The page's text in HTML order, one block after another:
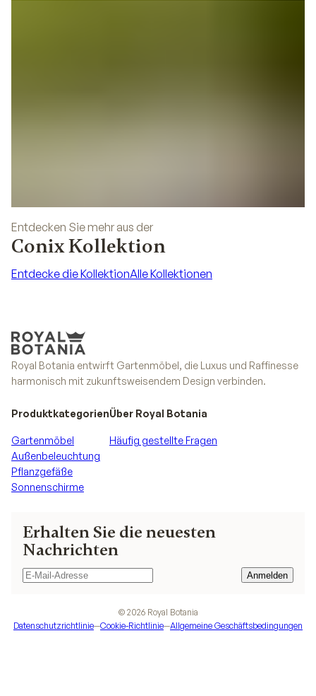
Entdecken Sie mehr aus der
Conix Kollektion
Entdecke die KollektionAlle Kollektionen
Royal Botania entwirft Gartenmöbel, die Luxus und Raffinesse
harmonisch mit zukunftsweisendem Design verbinden.
Erhalten Sie die neuesten
Nachrichten
Anmelden
Anmelden
Produktkategorien
Gartenmöbel
Außenbeleuchtung
Pflanzgefäße
Sonnenschirme
Über Royal Botania
Häufig gestellte Fragen
© 2026 Royal Botania
Datenschutzrichtlinie—Cookie-Richtlinie—Allgemeine Geschäftsbedingungen